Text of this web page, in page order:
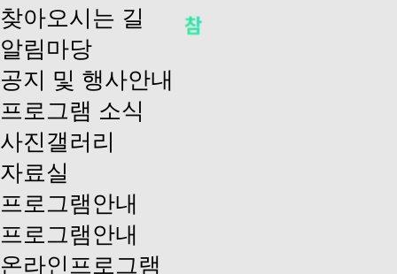
찾아오시는 길
알림마당
공지 및 행사안내
프로그램 소식
사진갤러리
자료실
프로그램안내
프로그램안내
온라인프로그램